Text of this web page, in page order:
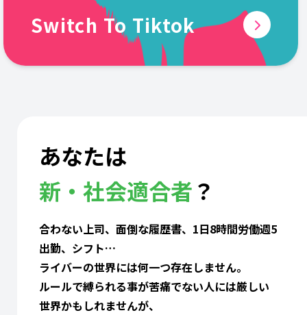
Switch To Tiktok
あなたは
新・社会適合者？
合わない上司、面倒な履歴書、1日8時間労働週5
出勤、シフト…
ライバーの世界には何一つ存在しません。
ルールで縛られる事が苦痛でない人には厳しい
世界かもしれませんが、